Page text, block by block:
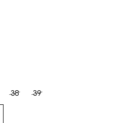
38 39